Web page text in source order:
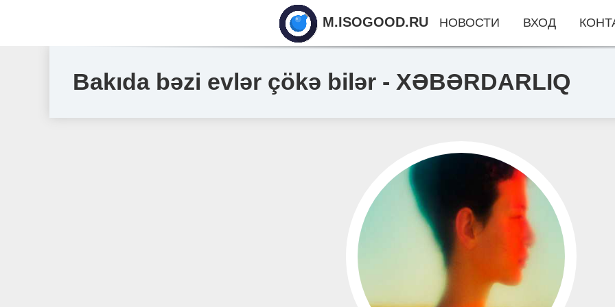
Bakıda bəzi evlər çökə bilər - XƏBƏRDARLIQ
M.ISOGOOD.RU НОВОСТИ ВХОД